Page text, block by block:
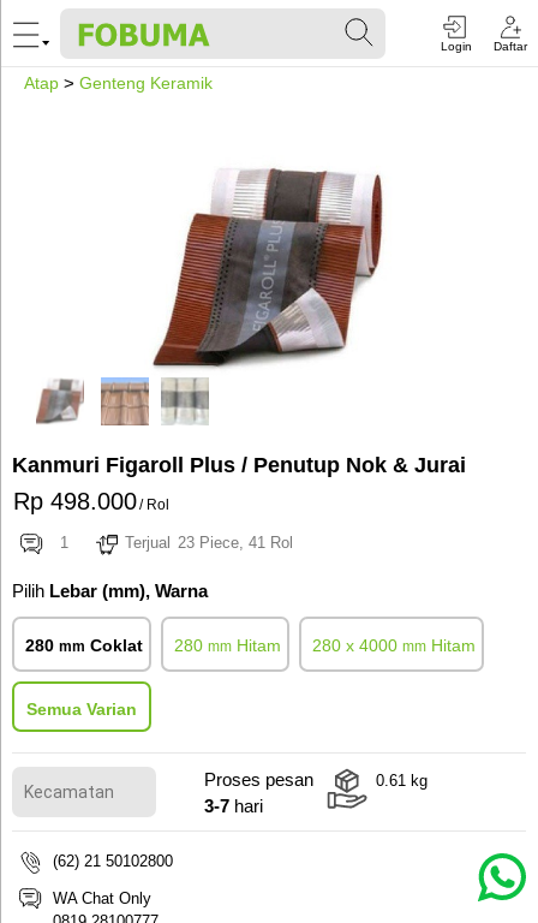
Login Daftar
Atap > Genteng Keramik
Kanmuri Figaroll Plus / Penutup Nok & Jurai
Rp 498.000/ Rol
1 Terjual 23 Piece, 41 Rol
Pilih Lebar (mm), Warna
280 mm Coklat 280 mm Hitam 280 x 4000 mm Hitam
Semua Varian
Proses pesan
3-7 hari
0.61 kg
(62) 21 50102800
WA Chat Only